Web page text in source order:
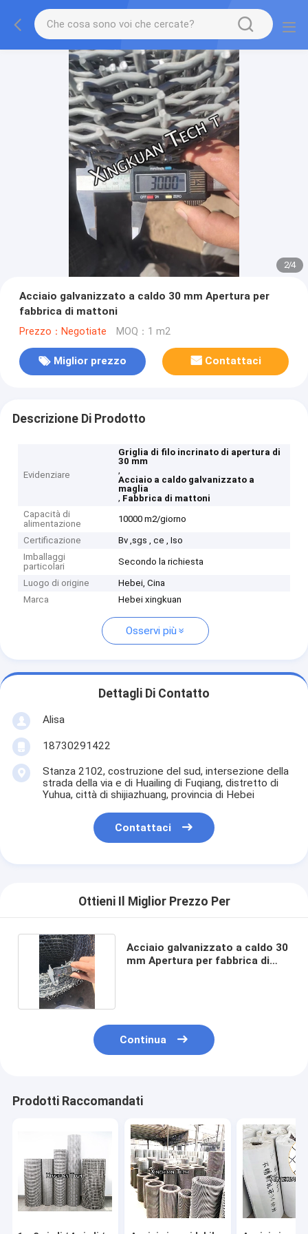
2/4
Acciaio galvanizzato a caldo 30 mm Apertura per
fabbrica di mattoni
Prezzo：Negotiate MOQ：1 m2
Miglior prezzo Contattaci
Descrizione Di Prodotto
Evidenziare
Griglia di filo incrinato di apertura di
30 mm
,
Acciaio a caldo galvanizzato a
maglia
, Fabbrica di mattoni
Capacità di
alimentazione
10000 m2/giorno
Certificazione
Bv ,sgs , ce , Iso
Imballaggi
particolari
Secondo la richiesta
Luogo di origine
Hebei, Cina
Marca
Hebei xingkuan
Osservi più
Dettagli Di Contatto
Alisa
18730291422
Stanza 2102, costruzione del sud, intersezione della
strada della via e di Huailing di Fuqiang, distretto di
Yuhua, città di shijiazhuang, provincia di Hebei
Contattaci
Ottieni Il Miglior Prezzo Per
Acciaio galvanizzato a caldo 30
mm Apertura per fabbrica di
Continua
Prodotti Raccomandati